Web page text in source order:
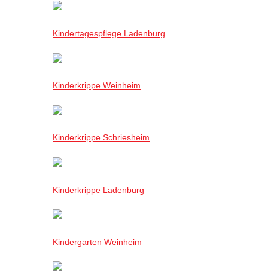
Kindertagespflege Ladenburg
Kinderkrippe Weinheim
Kinderkrippe Schriesheim
Kinderkrippe Ladenburg
Kindergarten Weinheim